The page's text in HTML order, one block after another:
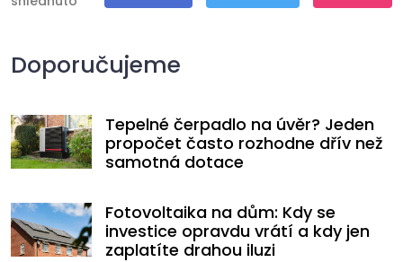
Doporučujeme
Tepelné čerpadlo na úvěr? Jeden
propočet často rozhodne dřív než
samotná dotace
Fotovoltaika na dům: Kdy se
investice opravdu vrátí a kdy jen
zaplatíte drahou iluzi